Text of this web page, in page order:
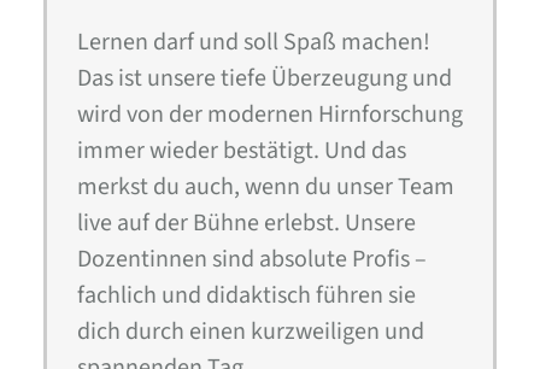
Lernen darf und soll Spaß machen!
Das ist unsere tiefe Überzeugung und
wird von der modernen Hirnforschung
immer wieder bestätigt. Und das
merkst du auch, wenn du unser Team
live auf der Bühne erlebst. Unsere
Dozentinnen sind absolute Profis –
fachlich und didaktisch führen sie
dich durch einen kurzweiligen und